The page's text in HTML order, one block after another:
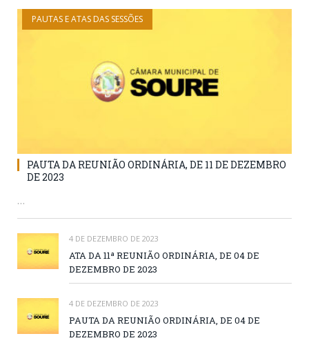
PAUTAS E ATAS DAS SESSÕES
PAUTA DA REUNIÃO ORDINÁRIA, DE 11 DE DEZEMBRO
DE 2023
…
4 DE DEZEMBRO DE 2023
ATA DA 11ª REUNIÃO ORDINÁRIA, DE 04 DE
DEZEMBRO DE 2023
4 DE DEZEMBRO DE 2023
PAUTA DA REUNIÃO ORDINÁRIA, DE 04 DE
DEZEMBRO DE 2023